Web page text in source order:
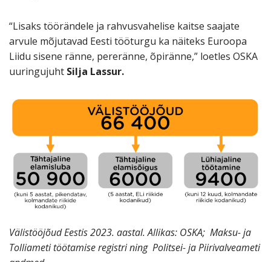
“Lisaks töörändele ja rahvusvahelise kaitse saajate
arvule mõjutavad Eesti tööturgu ka näiteks Euroopa
Liidu sisene ränne, pereränne, õpiränne,” loetles OSKA
uuringujuht Silja Lassur.
Välistööjõud Eestis 2023. aastal. Allikas: OSKA; Maksu- ja
Tolliameti töötamise registri ning Politsei- ja Piirivalveameti